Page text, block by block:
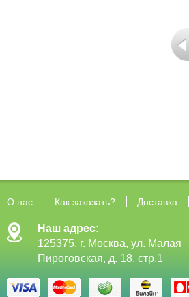
О нас Как заказать? Доставка
Наш адрес:
125375, г. Москва, ул. Малая
Пироговская, д. 18, стр.1